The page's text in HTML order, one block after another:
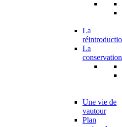
La
La
conservation
Une vie de
vautour
Plan